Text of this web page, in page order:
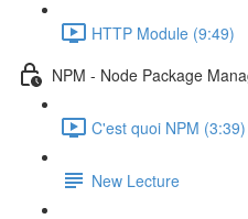
HTTP Module (9:49)
NPM - Node Package
C'est quoi NPM (3:39)
New Lecture